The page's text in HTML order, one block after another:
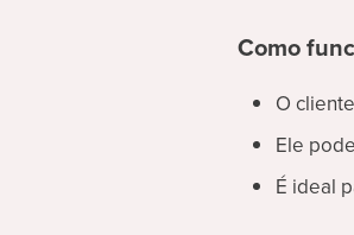
Como
O
Ele
É ideal